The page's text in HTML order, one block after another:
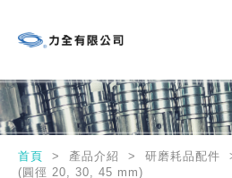
首頁 > 產品介紹 > 研磨耗品配件
(圓徑 20, 30, 45 mm)